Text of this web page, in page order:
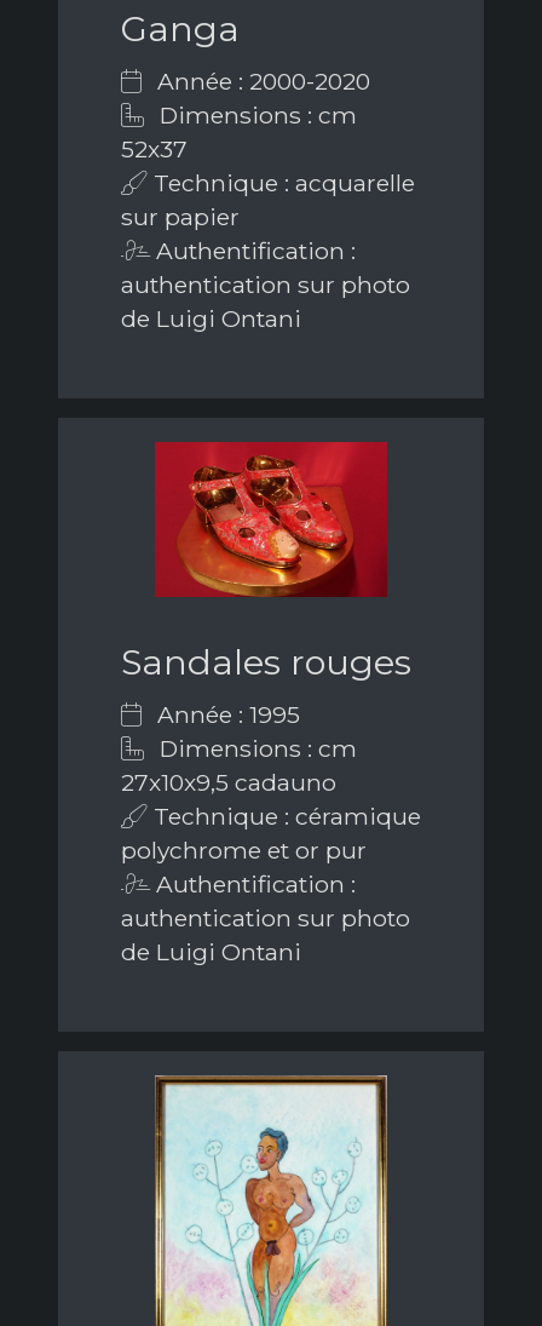
Ganga
Année : 2000-2020
Dimensions : cm
52x37
Technique : acquarelle
sur papier
Authentification :
authentication sur photo
de Luigi Ontani
Sandales rouges
Année : 1995
Dimensions : cm
27x10x9,5 cadauno
Technique : céramique
polychrome et or pur
Authentification :
authentication sur photo
de Luigi Ontani